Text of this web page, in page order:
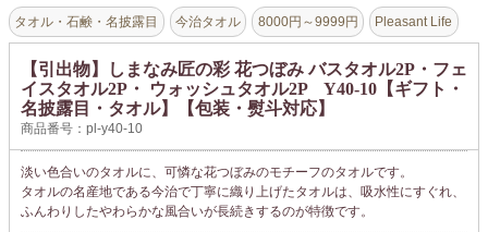
タオル・石鹸・名披露目 今治タオル 8000円～9999円 Pleasant Life
【引出物】しまなみ匠の彩 花つぼみ バスタオル2P・フェ
イスタオル2P・ ウォッシュタオル2P Y40-10【ギフト・
名披露目・タオル】【包装・熨斗対応】
商品番号：pl-y40-10
淡い色合いのタオルに、可憐な花つぼみのモチーフのタオルです。
タオルの名産地である今治で丁寧に織り上げたタオルは、吸水性にすぐれ、
ふんわりしたやわらかな風合いが長続きするのが特徴です。